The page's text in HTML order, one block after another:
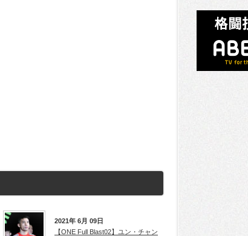
2021年 6月 09日
【ONE Full Blast02】ユン・チャン